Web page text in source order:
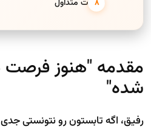
سوالات متداول
مقدمه "هنوز
شده"
رفیق، اگه تابستون رو نتونستی